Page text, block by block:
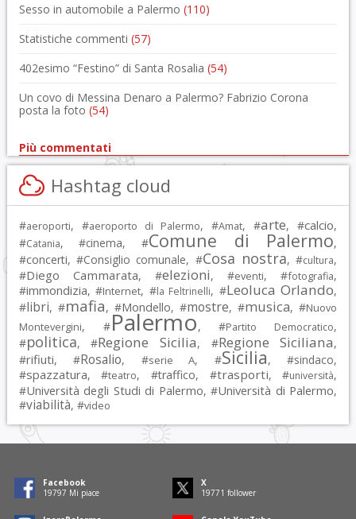
Sesso in automobile a Palermo (110)
Statistiche commenti (57)
402esimo “Festino” di Santa Rosalia (54)
Un covo di Messina Denaro a Palermo? Fabrizio Corona
posta la foto (54)
Più commentati
Hashtag cloud
#aeroporti, #aeroporto di Palermo, #Amat, #arte, #calcio,
#Catania, #cinema, #Comune di Palermo,
#concerti, #Consiglio comunale, #Cosa nostra, #cultura,
#Diego Cammarata, #elezioni, #eventi, #fotografia,
#immondizia, #Internet, #la Feltrinelli, #Leoluca Orlando,
#libri, #mafia, #Mondello, #mostre, #musica, #Nuovo
Montevergini, #Palermo, #Partito Democratico,
#politica, #Regione Sicilia, #Regione Siciliana,
#rifiuti, #Rosalio, #serie A, #Sicilia, #sindaco,
#spazzatura, #teatro, #traffico, #trasporti, #università,
#Università degli Studi di Palermo, #Università di Palermo,
#viabilità, #video
Facebook
19797 Mi piace
X
19771 follower